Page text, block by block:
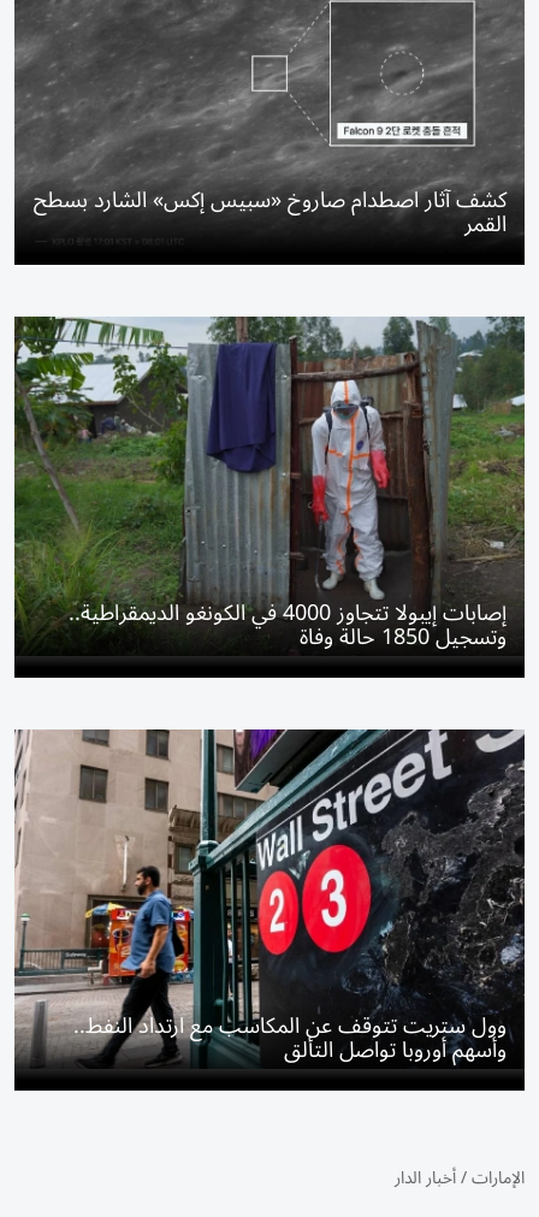
كشف آثار اصطدام صاروخ «سبيس إكس» الشارد بسطح
القمر
إصابات إيبولا تتجاوز 4000 في الكونغو الديمقراطية..
وتسجيل 1850 حالة وفاة
وول ستريت تتوقف عن المكاسب مع ارتداد النفط..
وأسهم أوروبا تواصل التألق
الإمارات/أخبار الدار